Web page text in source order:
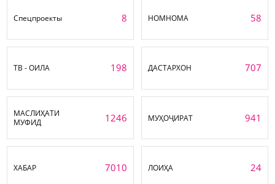
Спецпроекты 8 НОМНОМА 58
ТВ - ОИЛА 198 ДАСТАРХОН 707
МАСЛИҲАТИ
МУФИД
1246 МУҲОҶИРАТ 941
ХАБАР 7010 ЛОИҲА 24